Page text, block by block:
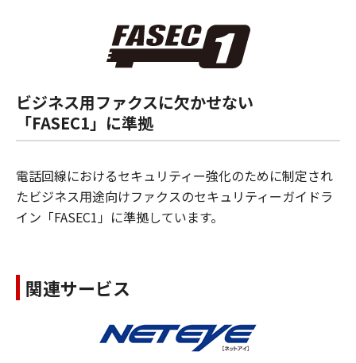
ビジネス用ファクスに欠かせない
「FASEC1」に準拠
電話回線におけるセキュリティー強化のために制定され
たビジネス用途向けファクスのセキュリティーガイドラ
イン「FASEC1」に準拠しています。
関連サービス